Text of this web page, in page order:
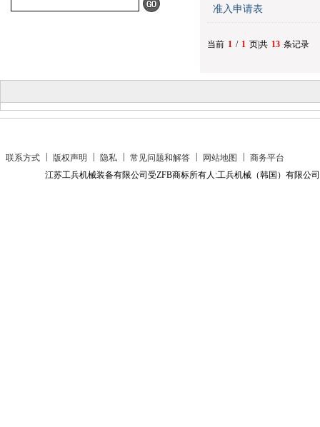
准入申请表
当前 1 / 1 页|共 13 条记录
联系方式 版权声明 隐私 常见问题和解答 网站地图
商务平台
江苏工兵机械装备有限公司受ZFB商标所有人:工兵机械（韩国）有限公